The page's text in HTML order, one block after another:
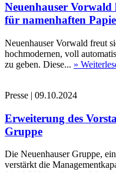
Neuenhauser
für namenhaften
Neuenhauser Vorwald freut
hochmodernen, voll
zu geben. Diese... »
Presse | 09.10.2024
Erweiterung des
Gruppe
Die Neuenhauser Gruppe,
verstärkt die